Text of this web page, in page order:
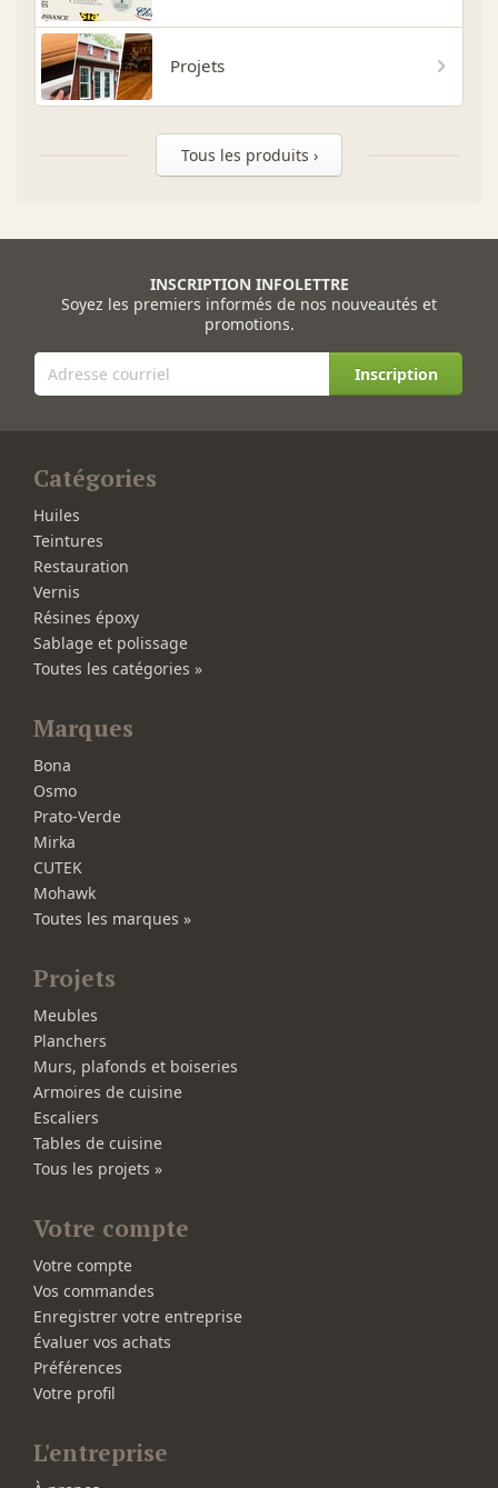
Projets
Tous les produits ›
INSCRIPTION INFOLETTRE
Soyez les premiers informés de nos nouveautés et
promotions.
Inscription
Catégories
Huiles
Teintures
Restauration
Vernis
Résines époxy
Sablage et polissage
Toutes les catégories »
Marques
Bona
Osmo
Prato-Verde
Mirka
CUTEK
Mohawk
Toutes les marques »
Projets
Meubles
Planchers
Murs, plafonds et boiseries
Armoires de cuisine
Escaliers
Tables de cuisine
Tous les projets »
Votre compte
Votre compte
Vos commandes
Enregistrer votre entreprise
Évaluer vos achats
Préférences
Votre profil
L'entreprise